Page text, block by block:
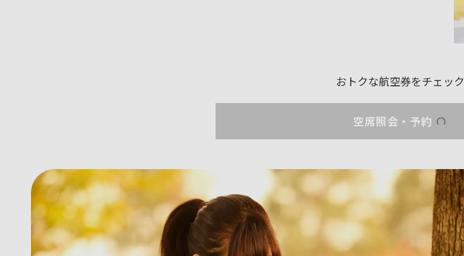
おトクな航空券をチェック
空席照会・予約